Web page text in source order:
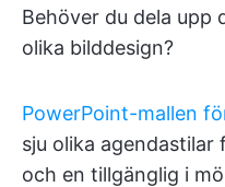
Behöver du dela upp
olika bilddesign?
PowerPoint-mallen
sju olika agendastilar
och en tillgänglig i